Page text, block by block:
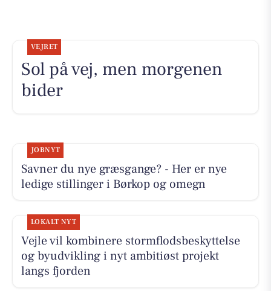
VEJRET
Sol på vej, men morgenen
bider
JOBNYT
Savner du nye græsgange? - Her er nye
ledige stillinger i Børkop og omegn
LOKALT NYT
Vejle vil kombinere stormflodsbeskyttelse
og byudvikling i nyt ambitiøst projekt
langs fjorden